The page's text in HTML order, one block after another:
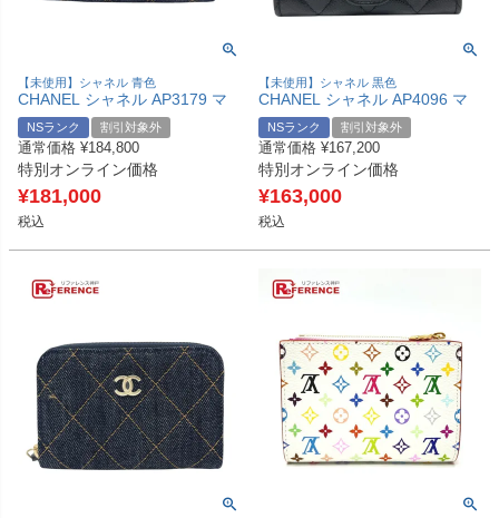
【未使用】シャネル 青色
CHANEL シャネル AP3179 マ
トラッセ クラシックフラップカ
ードケース フラグメント 財布
ウォレット コインケース デニ
ム レディース ブルー 未使用
【中古】
NSランク 割引対象外
通常価格 ¥184,800
特別オンライン価格
¥181,000
税込
【未使用】シャネル 黒色
CHANEL シャネル AP4096 マ
トラッセ クラシックフラップカ
ードケース 財布 ウォレット コ
インケース キャビアスキン レ
ディース ブラック 未使用 【中
古】
NSランク 割引対象外
通常価格 ¥167,200
特別オンライン価格
¥163,000
税込